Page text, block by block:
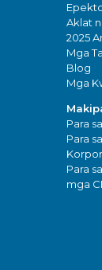
Aklat
2025
Mga
Blog
Mga
Para
Para
Para
mga